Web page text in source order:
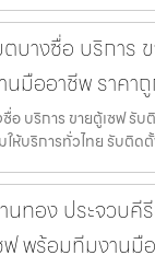
บางซื่อ บริการ
มืออาชีพ ราคา
อ บริการ ขายตู้เซฟ รั
ห้บริการทั่วไทย รับติด
นทอง ประจวบ
พร้อมทีมงานมื